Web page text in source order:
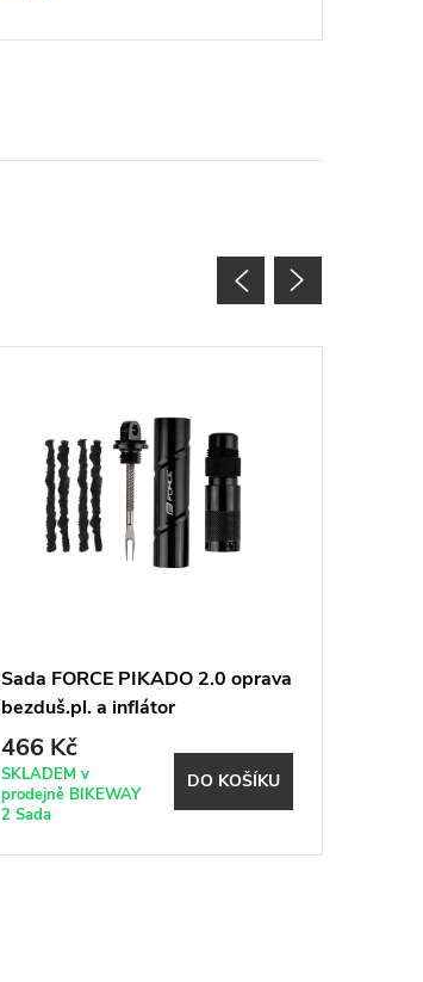
Sada FORCE PIKADO 2.0 oprava
bezduš.pl. a inflátor
466 Kč
SKLADEM v
prodejně BIKEWAY
2 Sada
DO KOŠÍKU